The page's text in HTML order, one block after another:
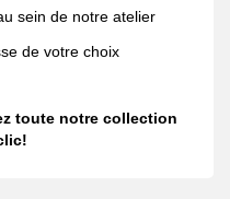
sein de notre atelier
de votre choix
toute notre collection
!